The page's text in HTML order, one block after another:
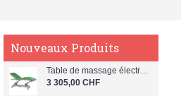
Nouveaux Produits
Table de massage électrique en 3 plans Ecopostural C5926
3 305,00 CHF